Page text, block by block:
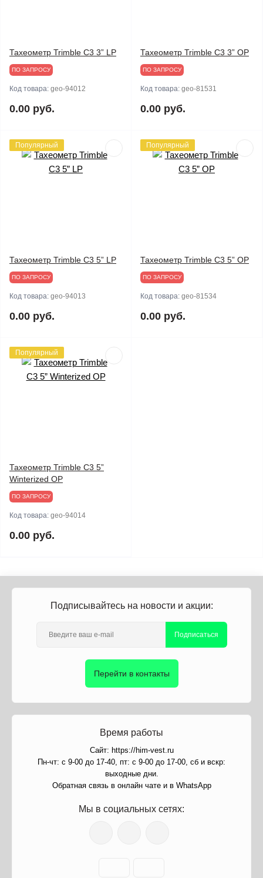
Тахеометр Trimble C3 3” LP
ПО ЗАПРОСУ
Код товара: geo-94012
0.00 руб.
Тахеометр Trimble C3 3” OP
ПО ЗАПРОСУ
Код товара: geo-81531
0.00 руб.
Популярный
Тахеометр Trimble C3 5” LP
ПО ЗАПРОСУ
Код товара: geo-94013
0.00 руб.
Популярный
Тахеометр Trimble C3 5” OP
ПО ЗАПРОСУ
Код товара: geo-81534
0.00 руб.
Популярный
Тахеометр Trimble C3 5”
Winterized OP
ПО ЗАПРОСУ
Код товара: geo-94014
0.00 руб.
Подписывайтесь на новости и акции:
Подписаться
Перейти в контакты
Время работы
Сайт: https://him-vest.ru
Пн-чт: с 9-00 до 17-40, пт: с 9-00 до 17-00, сб и вскр:
выходные дни.
Обратная связь в онлайн чате и в WhatsApp
Мы в социальных сетях: